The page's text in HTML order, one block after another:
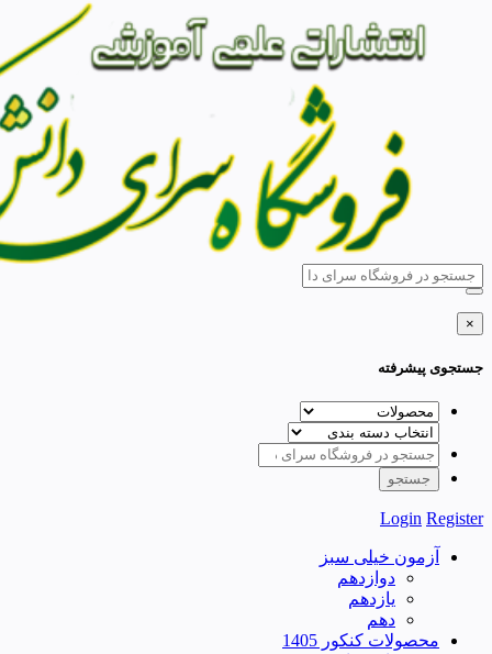
×
جستجوی پیشرفته
Login Register
آزمون خیلی سبز
دوازدهم
یازدهم
دهم
محصولات کنکور 1405